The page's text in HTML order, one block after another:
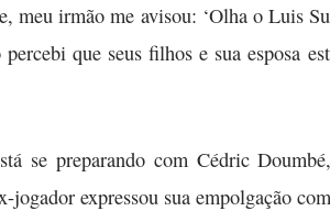
meu irmão me avisou: ‘Olha o Luis
que seus filhos e sua esposa
se preparando com Cédric
expressou sua empolgação